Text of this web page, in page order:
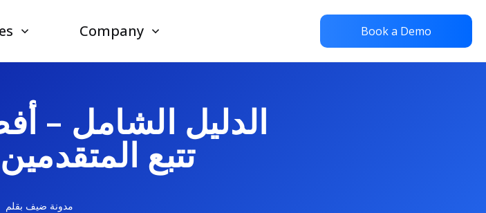
Company Book a Demo
الدليل الشامل –
تتبع المتقدمين
مدونة ضيف بقلم